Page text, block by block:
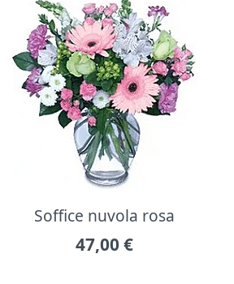
Soffice nuvola rosa
47,00 €